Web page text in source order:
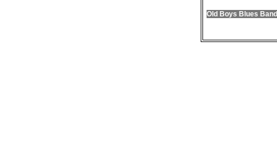
Old Boys Blues Band